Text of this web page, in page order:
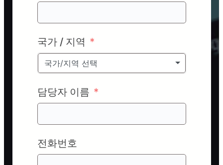
국가 / 지역
국가/지역 선택
담당자 이름
전화번호